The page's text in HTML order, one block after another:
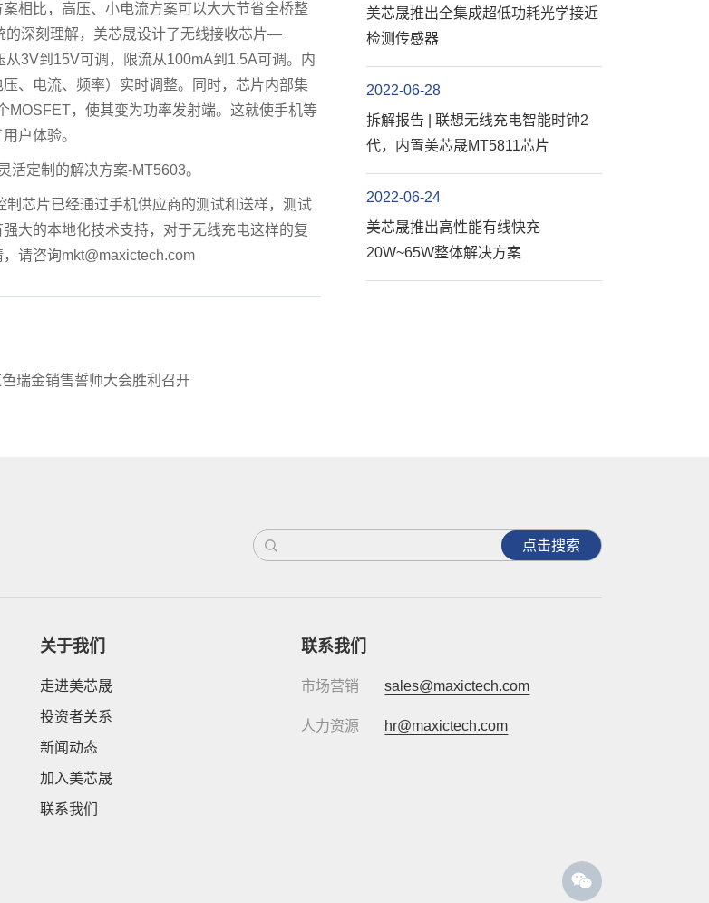
相比，高压、小电流方案可以大大节省全桥整
的深刻理解，美芯晟设计了无线接收芯片—
3V到15V可调，限流从100mA到1.5A可调。内
、电流、频率）实时调整。同时，芯片内部集
MOSFET，使其变为功率发射端。这就使手机等
了用户体验。
灵活定制的解决方案-MT5603。
芯片已经通过手机供应商的测试和送样，测试
大的本地化技术支持，对于无线充电这样的复
请咨询mkt@maxictech.com
瑞金销售誓师大会胜利召开
美芯晟推出全集成超低功耗光学接近
检测传感器
2022-06-28
拆解报告 | 联想无线充电智能时钟2
代，内置美芯晟MT5811芯片
2022-06-24
美芯晟推出高性能有线快充
20W~65W整体解决方案
点击搜索
关于我们
走进美芯晟
投资者关系
新闻动态
加入美芯晟
联系我们
联系我们
市场营销 sales@maxictech.com
人力资源 hr@maxictech.com